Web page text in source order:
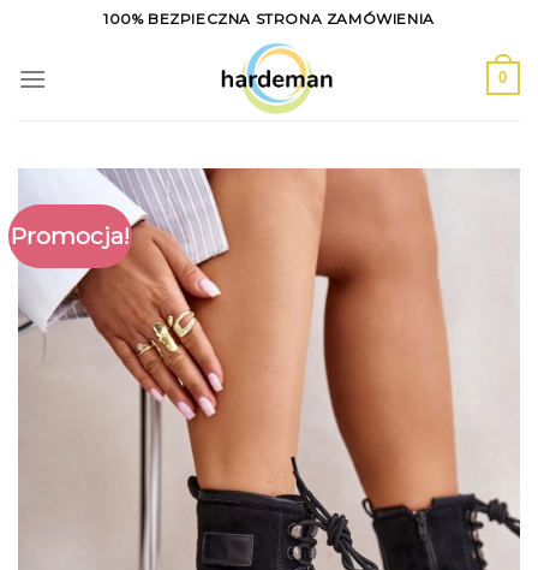
content
100% BEZPIECZNA STRONA ZAMÓWIENIA
0
Promocja!